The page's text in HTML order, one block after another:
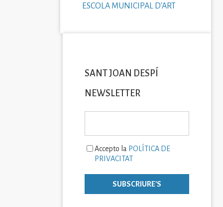
ESCOLA MUNICIPAL D'ART
SANT JOAN DESPÍ
NEWSLETTER
Accepto la POLÍTICA DE
PRIVACITAT